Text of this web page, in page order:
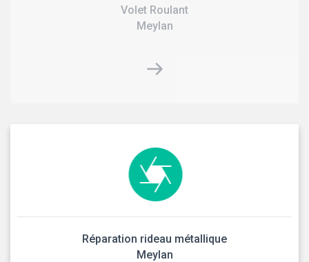
Volet Roulant
Meylan
Réparation rideau métallique
Meylan